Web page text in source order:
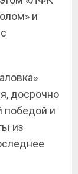
и
досрочно
победой и
из